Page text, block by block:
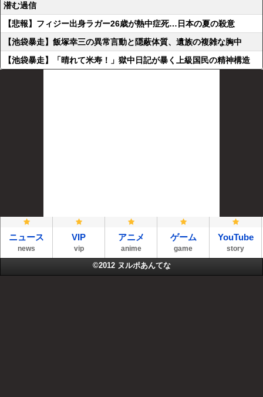
潜む過信
【悲報】フィジー出身ラガー26歳が熱中症死…日本の夏の殺意
【池袋暴走】飯塚幸三の異常言動と隠蔽体質、遺族の複雑な胸中
【池袋暴走】「晴れて米寿！」獄中日記が暴く上級国民の精神構造
ニュース
news
VIP
vip
アニメ
anime
ゲーム
game
YouTube
story
©2012 ヌルポあんてな